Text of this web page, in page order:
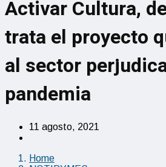
Activar Cultura,
trata el proyecto
al sector
pandemia
11 agosto, 2021
Home